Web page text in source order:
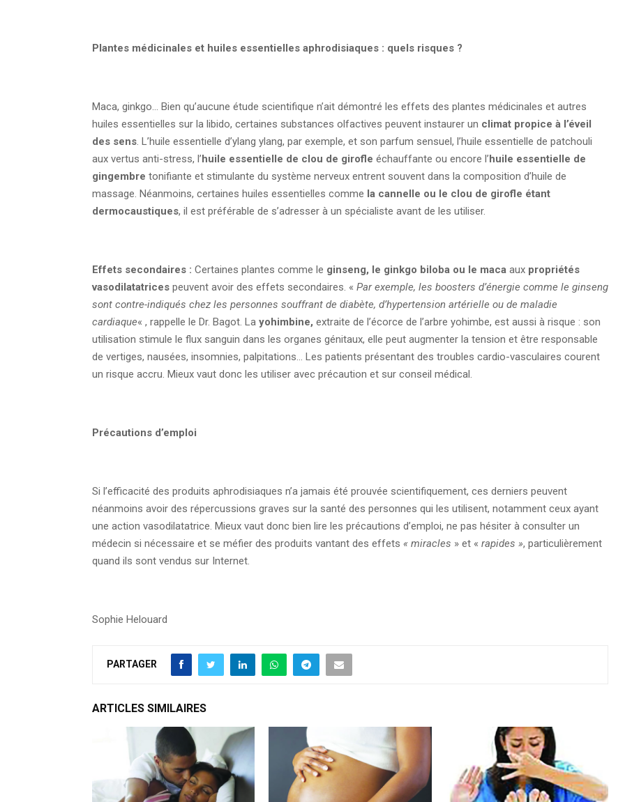
Plantes médicinales et huiles essentielles aphrodisiaques : quels risques ?
Maca, ginkgo… Bien qu’aucune étude scientifique n’ait démontré les effets des plantes médicinales et autres
huiles essentielles sur la libido, certaines substances olfactives peuvent instaurer un climat propice à l’éveil
des sens. L’huile essentielle d’ylang ylang, par exemple, et son parfum sensuel, l’huile essentielle de patchouli
aux vertus anti-stress, l’huile essentielle de clou de girofle échauffante ou encore l’huile essentielle de
gingembre tonifiante et stimulante du système nerveux entrent souvent dans la composition d’huile de
massage. Néanmoins, certaines huiles essentielles comme la cannelle ou le clou de girofle étant
dermocaustiques, il est préférable de s’adresser à un spécialiste avant de les utiliser.
Effets secondaires : Certaines plantes comme le ginseng, le ginkgo biloba ou le maca aux propriétés
vasodilatatrices peuvent avoir des effets secondaires. « Par exemple, les boosters d’énergie comme le ginseng
sont contre-indiqués chez les personnes souffrant de diabète, d’hypertension artérielle ou de maladie
cardiaque« , rappelle le Dr. Bagot. La yohimbine, extraite de l’écorce de l’arbre yohimbe, est aussi à risque : son
utilisation stimule le flux sanguin dans les organes génitaux, elle peut augmenter la tension et être responsable
de vertiges, nausées, insomnies, palpitations… Les patients présentant des troubles cardio-vasculaires courent
un risque accru. Mieux vaut donc les utiliser avec précaution et sur conseil médical.
Précautions d’emploi
Si l’efficacité des produits aphrodisiaques n’a jamais été prouvée scientifiquement, ces derniers peuvent
néanmoins avoir des répercussions graves sur la santé des personnes qui les utilisent, notamment ceux ayant
une action vasodilatatrice. Mieux vaut donc bien lire les précautions d’emploi, ne pas hésiter à consulter un
médecin si nécessaire et se méfier des produits vantant des effets « miracles » et « rapides », particulièrement
quand ils sont vendus sur Internet.
Sophie Helouard
PARTAGER
ARTICLES SIMILAIRES